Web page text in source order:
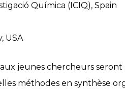
Química (ICIQ), Spain
USA
jeunes chercheurs seront
méthodes en synthèse